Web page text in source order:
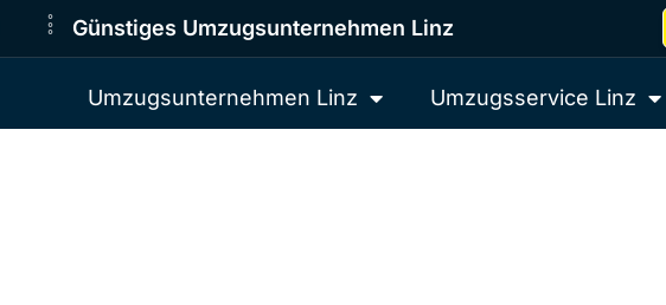
Günstiges Umzugsunternehmen Linz
Umzugsunternehmen Linz Umzugsservice Linz